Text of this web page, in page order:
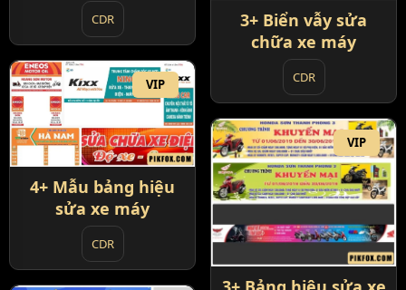
CDR
3+ Biển vẫy sửa
chữa xe máy
CDR
VIP
4+ Mẫu bảng hiệu
sửa xe máy
CDR
VIP